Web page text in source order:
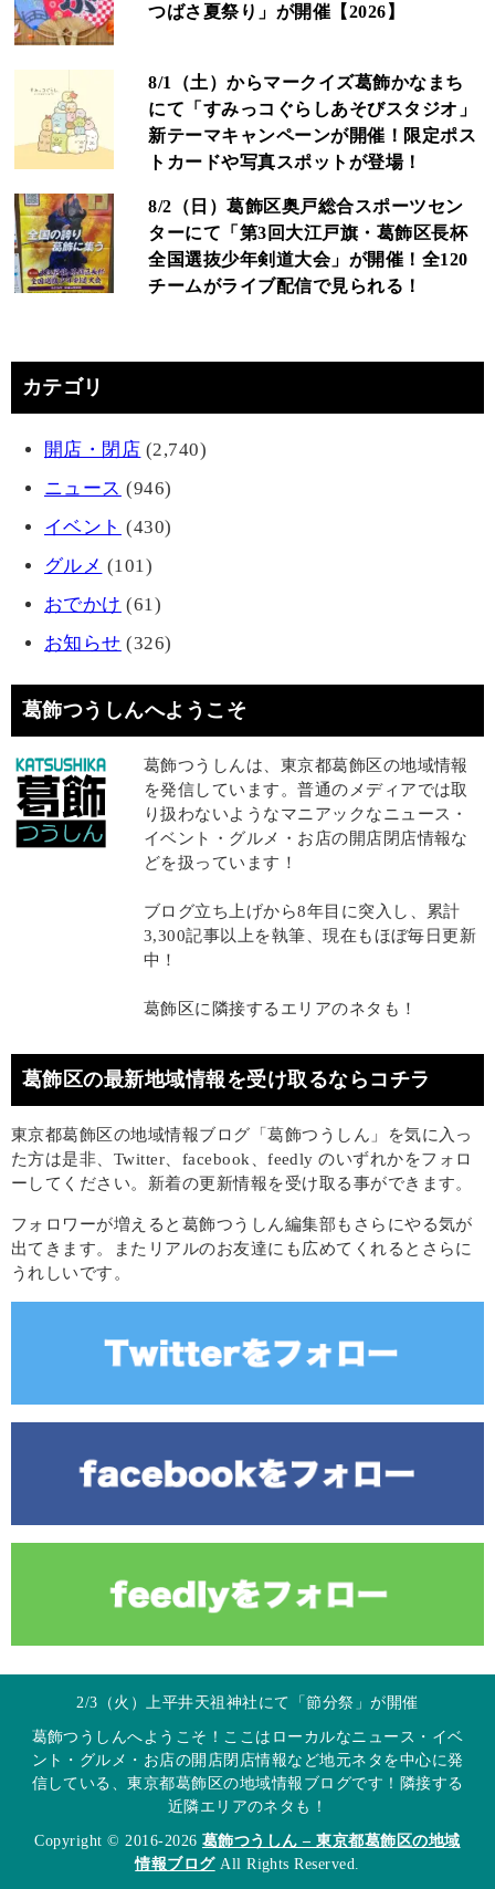
つばさ夏祭り」が開催【2026】
8/1（土）からマークイズ葛飾かなまち
にて「すみっコぐらしあそびスタジオ」
新テーマキャンペーンが開催！限定ポス
トカードや写真スポットが登場！
8/2（日）葛飾区奥戸総合スポーツセン
ターにて「第3回大江戸旗・葛飾区長杯
全国選抜少年剣道大会」が開催！全120
チームがライブ配信で見られる！
カテゴリ
開店・閉店 (2,740)
ニュース (946)
イベント (430)
グルメ (101)
おでかけ (61)
お知らせ (326)
葛飾つうしんへようこそ
葛飾つうしんは、東京都葛飾区の地域情報
を発信しています。普通のメディアでは取
り扱わないようなマニアックなニュース・
イベント・グルメ・お店の開店閉店情報な
どを扱っています！
ブログ立ち上げから8年目に突入し、累計
3,300記事以上を執筆、現在もほぼ毎日更新
中！
葛飾区に隣接するエリアのネタも！
葛飾区の最新地域情報を受け取るならコチラ
東京都葛飾区の地域情報ブログ「葛飾つうしん」を気に入っ
た方は是非、Twitter、facebook、feedly のいずれかをフォロ
ーしてください。新着の更新情報を受け取る事ができます。
フォロワーが増えると葛飾つうしん編集部もさらにやる気が
出てきます。またリアルのお友達にも広めてくれるとさらに
うれしいです。
2/3（火）上平井天祖神社にて「節分祭」が開催
葛飾つうしんへようこそ！ここはローカルなニュース・イベ
ント・グルメ・お店の開店閉店情報など地元ネタを中心に発
信している、東京都葛飾区の地域情報ブログです！隣接する
近隣エリアのネタも！
Copyright © 2016-2026 葛飾つうしん – 東京都葛飾区の地域
情報ブログAll Rights Reserved.